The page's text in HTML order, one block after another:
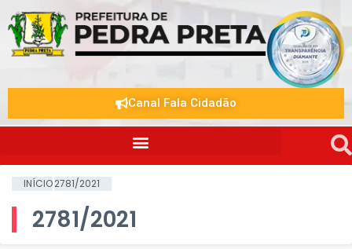
Canal Fala Cidadão
INÍCIO2781/2021
2781/2021